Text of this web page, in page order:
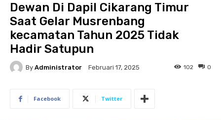
Dewan Di Dapil Cikarang Timur
Saat Gelar Musrenbang
kecamatan Tahun 2025 Tidak
Hadir Satupun
By Administrator Februari 17, 2025 0
102
Facebook Twitter